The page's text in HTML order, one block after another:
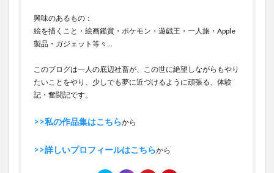
興味のあるもの：
絵を描くこと・絵画鑑賞・ポケモン・遊戯王・一人旅・Apple
製品・ガジェット等々…
このブログは一人の底辺社畜が、この世に絶望しながらもやり
たいことをやり、少しでも夢に近づけるように頑張る、体験
記・奮闘記です。
>>私の作品集はこちらから
>>詳しいプロフィールはこちらから